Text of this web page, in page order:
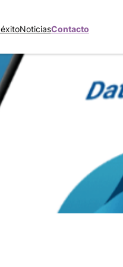
NoticiasContacto